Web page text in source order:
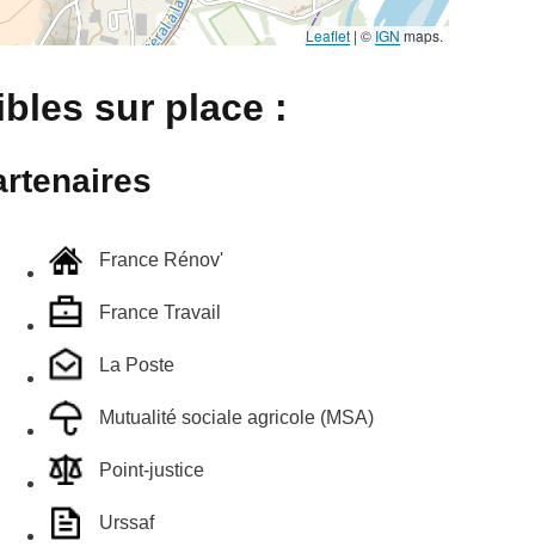
Leaflet | © IGN maps.
sur place :
France Rénov'
France Travail
La Poste
Mutualité sociale agricole (MSA)
Point-justice
Urssaf